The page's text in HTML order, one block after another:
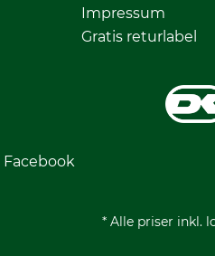
Impressum
Gratis returlabel
Facebook
* Alle priser inkl.